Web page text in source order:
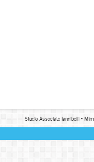
Studio Associato Iannibelli -